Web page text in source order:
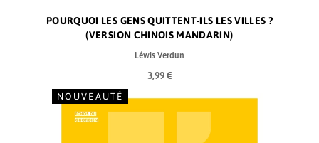
POURQUOI LES GENS QUITTENT-ILS LES VILLES ?
(VERSION CHINOIS MANDARIN)
Léwis Verdun
3,99 €
NOUVEAUTÉ